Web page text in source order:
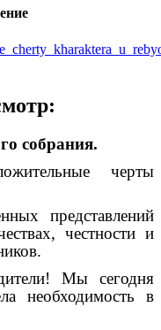
собрания.
черты
представлений
честности и
Мы сегодня
необходимость в